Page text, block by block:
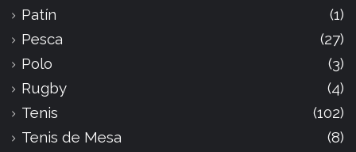
Patín
(1)
Pesca
(27)
Polo
(3)
Rugby
(4)
Tenis
(102)
Tenis de Mesa
(8)